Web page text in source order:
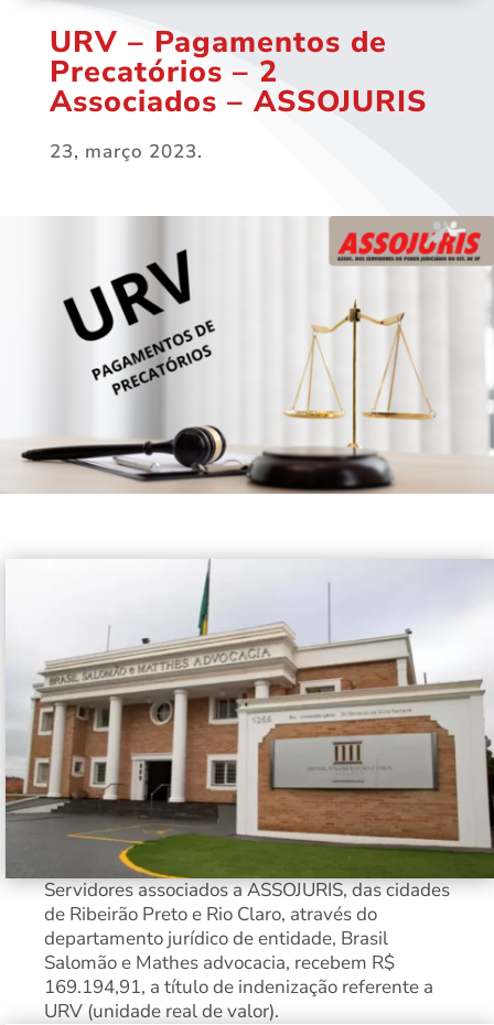
URV – Pagamentos de
Precatórios – 2
Associados – ASSOJURIS
23, março 2023.
Servidores associados a ASSOJURIS, das cidades
de Ribeirão Preto e Rio Claro, através do
departamento jurídico de entidade, Brasil
Salomão e Mathes advocacia, recebem R$
169.194,91, a título de indenização referente a
URV (unidade real de valor).